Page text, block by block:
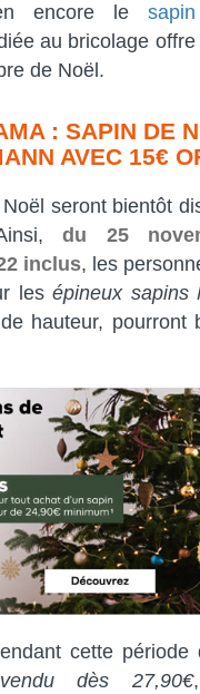
encore le
au bricolage
de Noël.
: SAPIN DE
AVEC 15€
seront bientôt
du 25
inclus, les
lesépineux sapins
hauteur, pourront
cette période
vendu dès 27,90€